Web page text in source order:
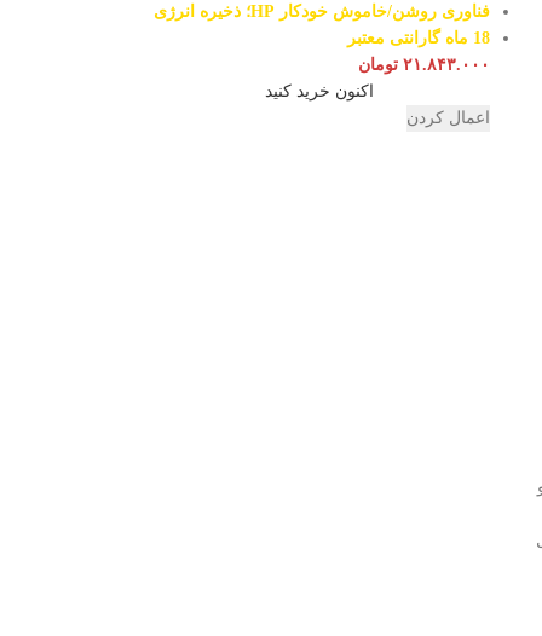
فناوری روشن/خاموش خودکار HP؛ ذخیره انرژی
18 ماه گارانتی معتبر
۲۱.۸۴۳.۰۰۰ تومان
اکنون خرید کنید
اعمال کردن